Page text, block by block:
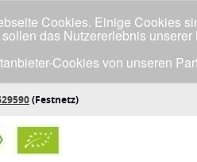
(Festnetz)
Cookies. Einige Cookies
das Nutzererlebnis
Cookies von unseren
du mit der Verwendung